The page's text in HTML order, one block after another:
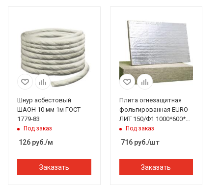
Шнур асбестовый
ШАОН 10 мм 1м ГОСТ
1779-83
Под заказ
126 руб./м
Заказать
Плита огнезащитная
фольгированная EURO-
ЛИТ 150/Ф1 1000*600*30
ммПод заказ
716руб./шт
Заказать